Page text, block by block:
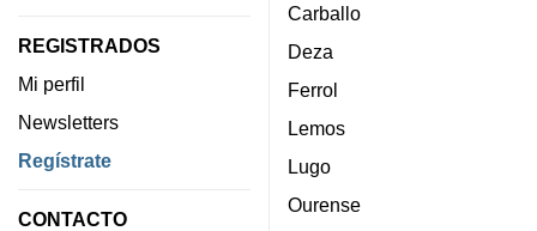
REGISTRADOS
Mi perfil
Newsletters
Regístrate
CONTACTO
Carballo
Deza
Ferrol
Lemos
Lugo
Ourense